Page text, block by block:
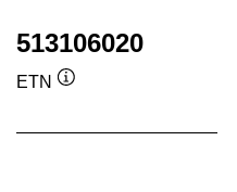
513106020
ETN